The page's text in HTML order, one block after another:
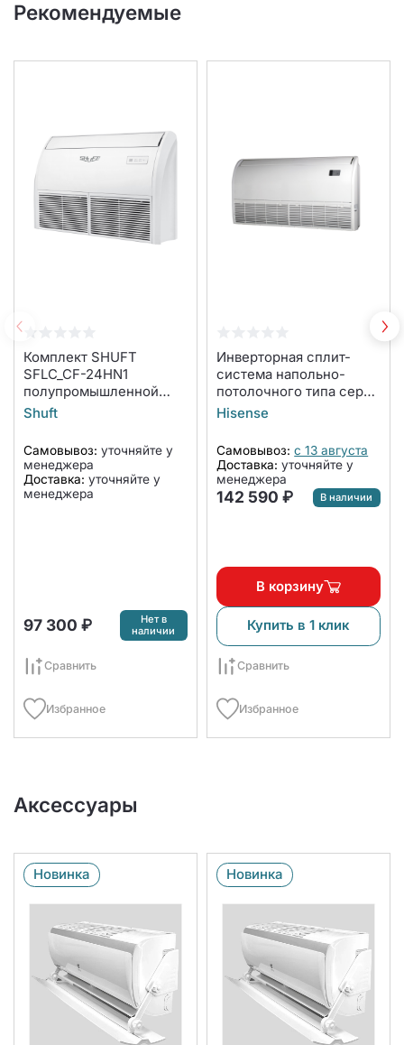
Рекомендуемые
Комплект SHUFT
SFLC_CF-24HN1
полупромышленной
сплит-системы
типа
Shuft
Самовывоз: уточняйте у
менеджера
Доставка: уточняйте у
менеджера
97 300 ₽
Нет в
наличии
Сравнить
Избранное
Инверторная сплит-
система напольно-
потолочного типа серии
HEAVY EU DC INVERTER
24UR4RB8/AUW-
24U4RJ7 WI-FI
(комплект)
Hisense
Самовывоз: с 13 августа
Доставка: уточняйте у
менеджера
142 590 ₽ В наличии
В корзину
Купить в 1 клик
Сравнить
Избранное
Аксессуары
Новинка Новинка